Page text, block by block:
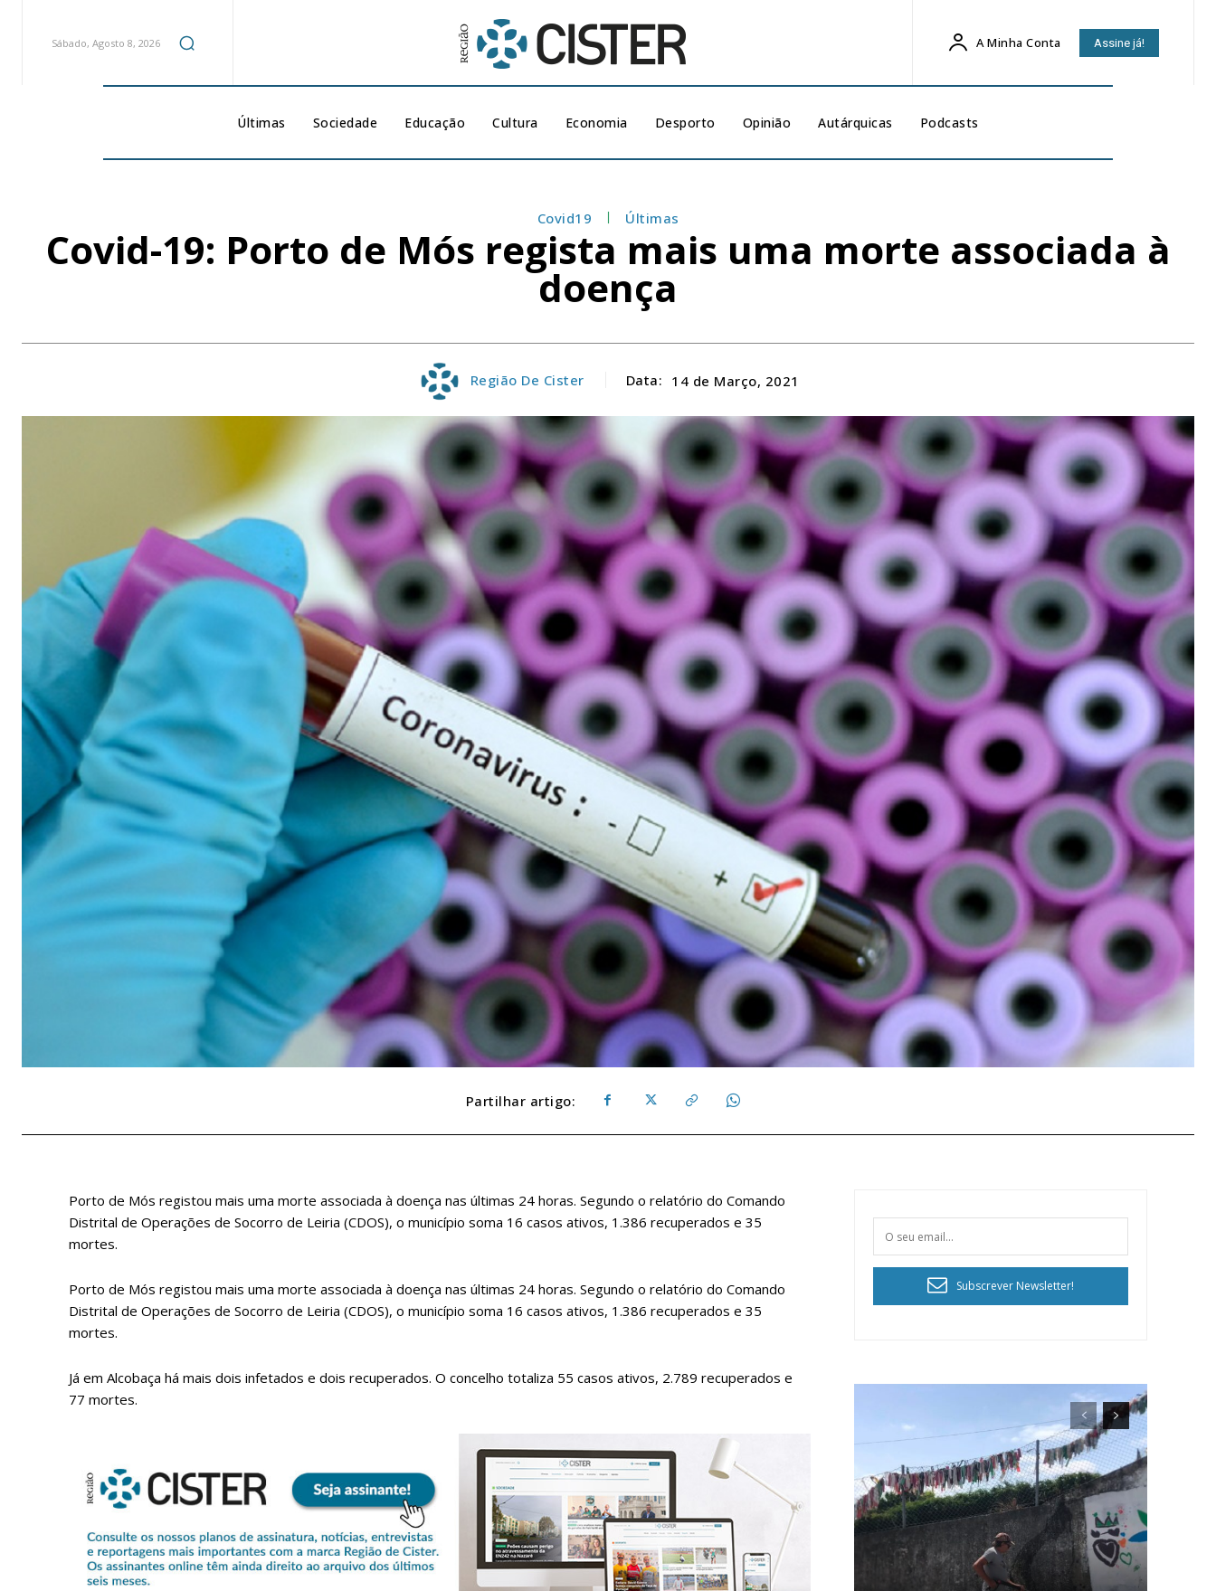
Planos de Assinatura
Faça-se assinante do Região de Cister e ajude-nos a manter este serviço público!
Sendo assinante terá acesso a todos os conteúdos exclusivos e versões digitais.
Escolha o plano de assinatura desejado:
Sábado, Agosto 8, 2026 A Minha Conta Assine já!
Últimas Sociedade Educação Cultura Economia Desporto Opinião Autárquicas Podcasts
Covid19 Últimas
Covid-19: Porto de Mós regista mais uma morte associada à
doença
Região De Cister Data: 14 de Março, 2021
Partilhar artigo:
Porto de Mós registou mais uma morte associada à doença nas últimas 24 horas. Segundo o relatório do Comando
Distrital de Operações de Socorro de Leiria (CDOS), o município soma 16 casos ativos, 1.386 recuperados e 35
mortes.
Porto de Mós registou mais uma morte associada à doença nas últimas 24 horas. Segundo o relatório do Comando
Distrital de Operações de Socorro de Leiria (CDOS), o município soma 16 casos ativos, 1.386 recuperados e 35
mortes.
Já em Alcobaça há mais dois infetados e dois recuperados. O concelho totaliza 55 casos ativos, 2.789 recuperados e
77 mortes.
Subscrever Newsletter!